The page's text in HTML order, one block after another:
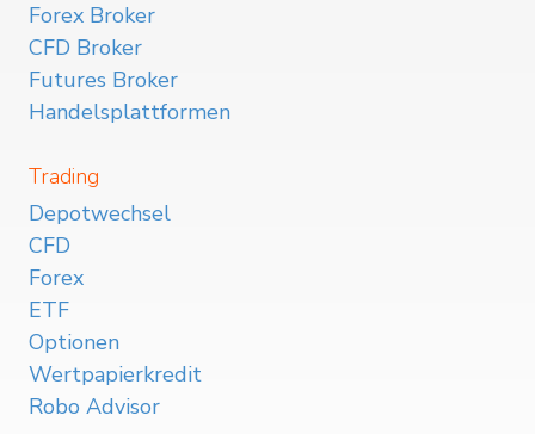
Forex Broker
CFD Broker
Futures Broker
Handelsplattformen
Trading
Depotwechsel
CFD
Forex
ETF
Optionen
Wertpapierkredit
Robo Advisor